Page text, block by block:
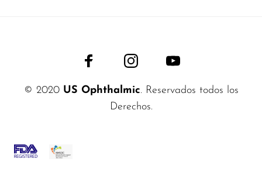
© 2020 US Ophthalmic. Reservados todos los
Derechos.